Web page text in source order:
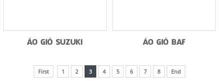
ÁO GIÓ SUZUKI ÁO GIÓ BAF
First 1 2 3 4 5 6 7 8 End